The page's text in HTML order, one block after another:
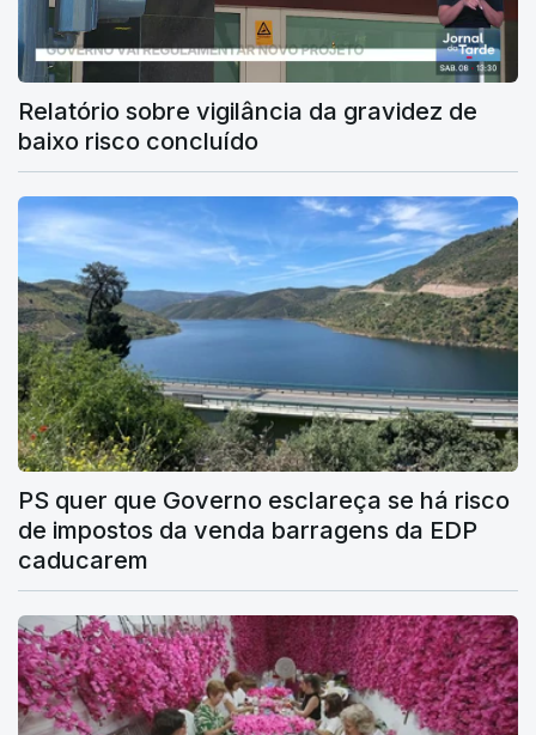
Relatório sobre vigilância da gravidez de
baixo risco concluído
PS quer que Governo esclareça se há risco
de impostos da venda barragens da EDP
caducarem